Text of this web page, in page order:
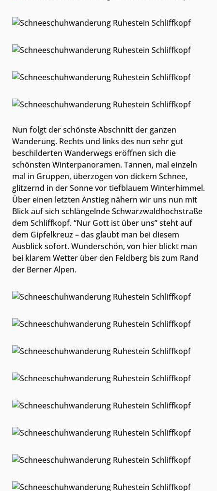
Nun folgt der schönste Abschnitt der ganzen
Wanderung. Rechts und links des nun sehr gut
beschilderten Wanderwegs eröffnen sich die
schönsten Winterpanoramen. Tannen, mal einzeln
mal in Gruppen, überzogen von dickem Schnee,
glitzernd in der Sonne vor tiefblauem Winterhimmel.
Über einen letzten Anstieg nähern wir uns nun mit
Blick auf sich schlängelnde Schwarzwaldhochstraße
dem Schliffkopf. “Nur Gott ist über uns” steht auf
dem Gipfelkreuz – das glaubt man bei diesem
Ausblick sofort. Wunderschön, von hier blickt man
bei klarem Wetter über den Feldberg bis zum Rand
der Berner Alpen.